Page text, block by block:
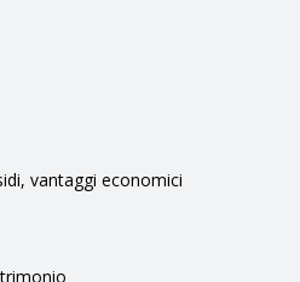
vantaggi economici